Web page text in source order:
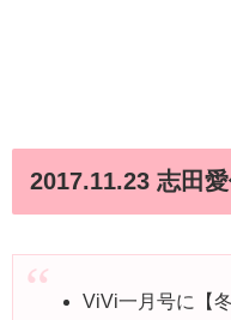
2017.11.23 志田愛
ViVi一月号に【